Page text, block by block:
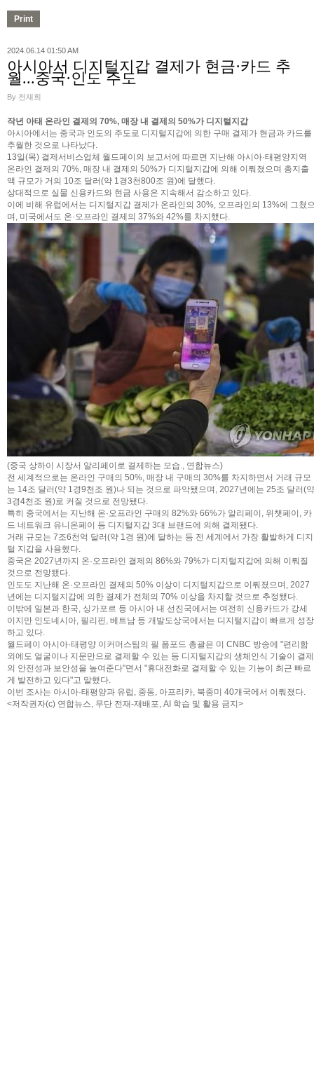
2024.06.14 01:50 AM
아시아서 디지털지갑 결제가 현금·카드 추
월...중국·인도 주도
By 전재희
작년 아태 온라인 결제의 70%, 매장 내 결제의 50%가 디지털지갑
아시아에서는 중국과 인도의 주도로 디지털지갑에 의한 구매 결제가 현금과 카드를
추월한 것으로 나타났다.
13일(목) 결제서비스업체 월드페이의 보고서에 따르면 지난해 아시아·태평양지역
온라인 결제의 70%, 매장 내 결제의 50%가 디지털지갑에 의해 이뤄졌으며 총지출
액 규모가 거의 10조 달러(약 1경3천800조 원)에 달했다.
상대적으로 실물 신용카드와 현금 사용은 지속해서 감소하고 있다.
이에 비해 유럽에서는 디지털지갑 결제가 온라인의 30%, 오프라인의 13%에 그쳤
며, 미국에서도 온·오프라인 결제의 37%와 42%를 차지했다.
(중국 상하이 시장서 알리페이로 결제하는 모습., 연합뉴스)
전 세계적으로는 온라인 구매의 50%, 매장 내 구매의 30%를 차지하면서 거래 규모
는 14조 달러(약 1경9천조 원)나 되는 것으로 파악됐으며, 2027년에는 25조 달러(약
3경4천조 원)로 커질 것으로 전망됐다.
특히 중국에서는 지난해 온·오프라인 구매의 82%와 66%가 알리페이, 위챗페이, 카
드 네트워크 유니온페이 등 디지털지갑 3대 브랜드에 의해 결제됐다.
거래 규모는 7조6천억 달러(약 1경 원)에 달하는 등 전 세계에서 가장 활발하게 디지
털 지갑을 사용했다.
중국은 2027년까지 온·오프라인 결제의 86%와 79%가 디지털지갑에 의해 이뤄질
것으로 전망됐다.
인도도 지난해 온·오프라인 결제의 50% 이상이 디지털지갑으로 이뤄졌으며, 2027
년에는 디지털지갑에 의한 결제가 전체의 70% 이상을 차지할 것으로 추정됐다.
이밖에 일본과 한국, 싱가포르 등 아시아 내 선진국에서는 여전히 신용카드가 강세
이지만 인도네시아, 필리핀, 베트남 등 개발도상국에서는 디지털지갑이 빠르게 성장
하고 있다.
월드페이 아시아·태평양 이커머스팀의 필 폼포드 총괄은 미 CNBC 방송에 "편리함
외에도 얼굴이나 지문만으로 결제할 수 있는 등 디지털지갑의 생체인식 기술이 결제
의 안전성과 보안성을 높여준다"면서 "휴대전화로 결제할 수 있는 기능이 최근 빠르
게 발전하고 있다"고 말했다.
이번 조사는 아시아·태평양과 유럽, 중동, 아프리카, 북중미 40개국에서 이뤄졌다.
<저작권자(c) 연합뉴스, 무단 전재-재배포, AI 학습 및 활용 금지>